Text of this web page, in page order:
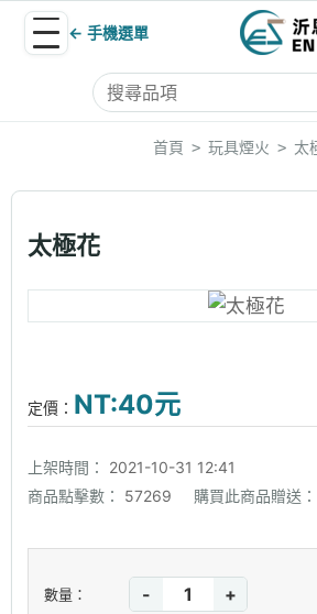
← 手機選單
首頁 > 玩具煙火 > 太
太極花
定價： NT:40元
上架時間：
2021-10-31 12:41
商品點擊數：
57269 購買此商品贈送：
數量： - +